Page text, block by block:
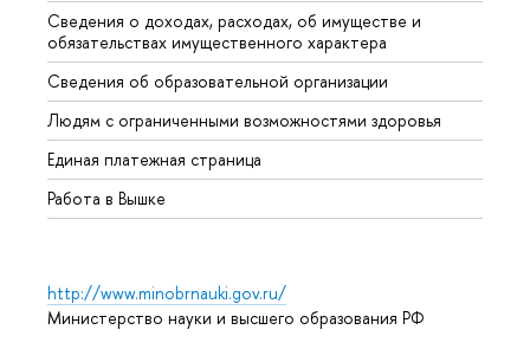
Сведения о доходах, расходах, об имуществе и
обязательствах имущественного характера
Сведения об образовательной организации
Людям с ограниченными возможностями здоровья
Единая платежная страница
Работа в Вышке
http://www.minobrnauki.gov.ru/
Министерство науки и высшего образования РФ